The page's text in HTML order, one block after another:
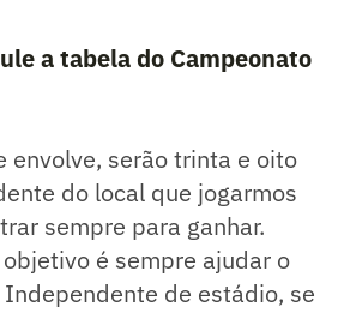
a tabela do Campeonato
envolve, serão trinta e oito
do local que jogarmos
sempre para ganhar.
é sempre ajudar o
Independente de estádio, se